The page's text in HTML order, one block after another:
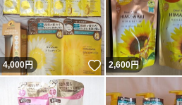
4,000円 いいね！
2,600円